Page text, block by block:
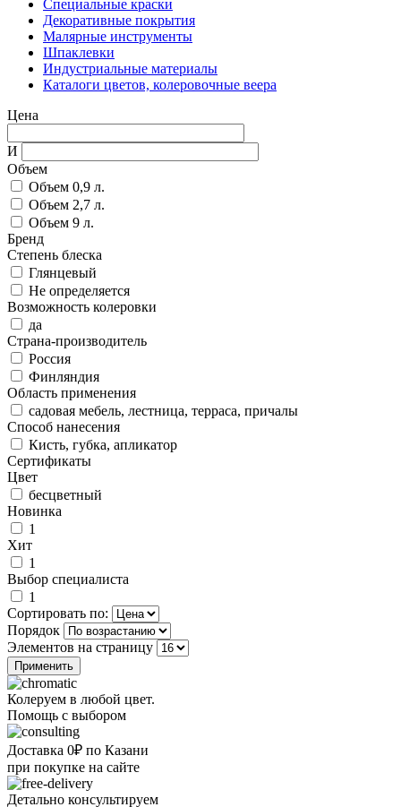
Специальные краски
Декоративные покрытия
Малярные инструменты
Шпаклевки
Индустриальные материалы
Каталоги цветов, колеровочные веера
Цена
И
Объем
Объем 0,9 л.
Объем 2,7 л.
Объем 9 л.
Бренд
Степень блеска
Глянцевый
Не определяется
Возможность колеровки
да
Страна-производитель
Россия
Финляндия
Область применения
садовая мебель, лестница, терраса, причалы
Способ нанесения
Кисть, губка, апликатор
Сертификаты
Цвет
бесцветный
Новинка
1
Хит
1
Выбор специалиста
1
Сортировать по:
Порядок
Элементов на страницу
Колеруем в любой цвет.
Помощь с выбором
Доставка 0₽ по Казани
при покупке на сайте
Детально консультируем